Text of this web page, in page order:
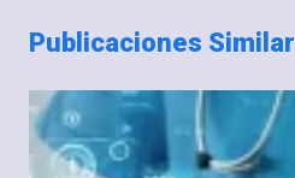
Publicaciones